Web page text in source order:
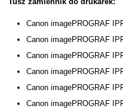
Canon imagePROGRAF
Canon imagePROGRAF
Canon imagePROGRAF
Canon imagePROGRAF
Canon imagePROGRAF
Canon imagePROGRAF